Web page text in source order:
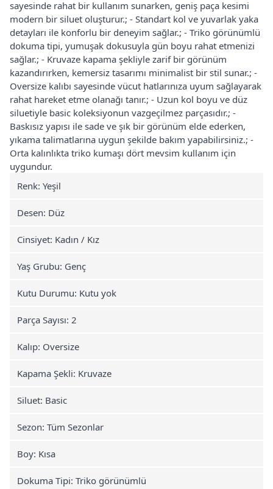
sayesinde rahat bir kullanım sunarken, geniş paça kesimi
modern bir siluet oluşturur.; - Standart kol ve yuvarlak yaka
detayları ile konforlu bir deneyim sağlar.; - Triko görünümlü
dokuma tipi, yumuşak dokusuyla gün boyu rahat etmenizi
sağlar.; - Kruvaze kapama şekliyle zarif bir görünüm
kazandırırken, kemersiz tasarımı minimalist bir stil sunar.; -
Oversize kalıbı sayesinde vücut hatlarınıza uyum sağlayarak
rahat hareket etme olanağı tanır.; - Uzun kol boyu ve düz
siluetiyle basic koleksiyonun vazgeçilmez parçasıdır.; -
Baskısız yapısı ile sade ve şık bir görünüm elde ederken,
yıkama talimatlarına uygun şekilde bakım yapabilirsiniz.; -
Orta kalınlıkta triko kumaşı dört mevsim kullanım için
uygundur.
Renk: Yeşil
Desen: Düz
Cinsiyet: Kadın / Kız
Yaş Grubu: Genç
Kutu Durumu: Kutu yok
Parça Sayısı: 2
Kalıp: Oversize
Kapama Şekli: Kruvaze
Siluet: Basic
Sezon: Tüm Sezonlar
Boy: Kısa
Dokuma Tipi: Triko görünümlü